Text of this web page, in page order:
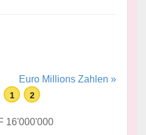
Euro Millions Zahlen »
1 2
16'000'000